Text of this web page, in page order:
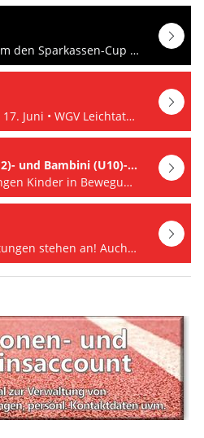
• KBM-Ligen-Durchgang um den Sparkassen-Cup am 2. Juli in Eislingen • 10. Juli…
• Grundschulsportfest am 17. Juni • WGV Leichtathletik-Festival am 21. Juni u.v.m.
Dreißig Jahre Knirpse (U12)- und Bambini (U10)-Ligen um den Sparkassen-Cup im Leichtathletikkreis Göppingen
Unter dem Motto 'Wir bringen Kinder in Bewegung' feierte der Leichtathletikkreis Göppingen am 5. Mai…
Die ersten Kreisveranstaltungen stehen an! Auch bei den Kids ist vor den Wettkämpfen Warmmachen…